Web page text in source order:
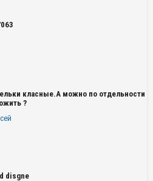
класные.А можно по отдельности
?
disgne